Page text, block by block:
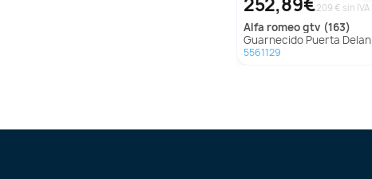
209 € sin IVA
alfa romeogtv (163)
Guarnecido Puerta Delantera Derecha para Alfa Romeo Gtv (163)
5561129